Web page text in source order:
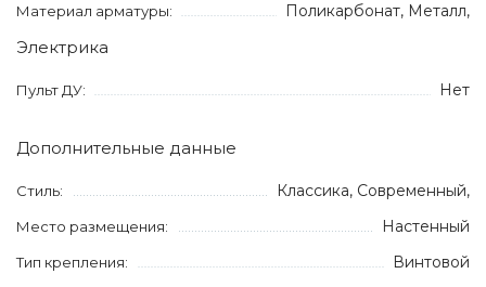
Материал арматуры: Поликарбонат, Металл,
Электрика
Пульт ДУ: Нет
Дополнительные данные
Стиль: Классика, Современный,
Место размещения: Настенный
Тип крепления: Винтовой